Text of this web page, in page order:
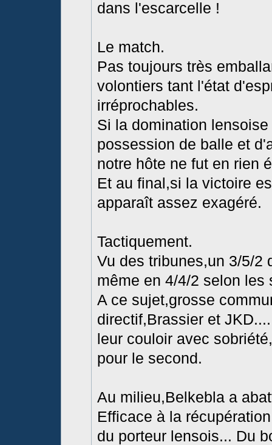
dans l'escarcelle !
Le match.
Pas toujours très
volontiers tant l'état
irréprochables.
Si la domination
possession de balle et
notre hôte ne fut en rien
Et au final,si la victoire
apparaît assez exagéré.
Tactiquement.
Vu des tribunes,un 3/5/2
même en 4/4/2 selon les
A ce sujet,grosse
directif,Brassier et
leur couloir avec
pour le second.
Au milieu,Belkebla a
Efficace à la
du porteur lensois... Du